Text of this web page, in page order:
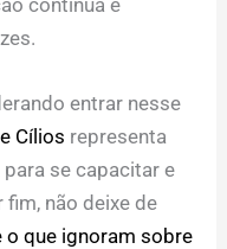
entrar nesse
Cílios representa
se capacitar e
não deixe de
o que ignoram sobre